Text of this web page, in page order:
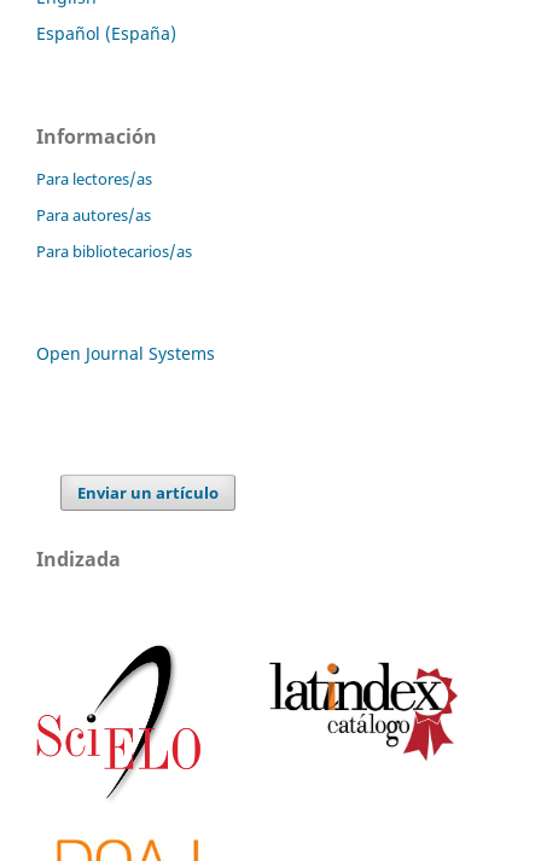
Español (España)
Información
Para lectores/as
Para autores/as
Para bibliotecarios/as
Open Journal Systems
Enviar un artículo
Indizada